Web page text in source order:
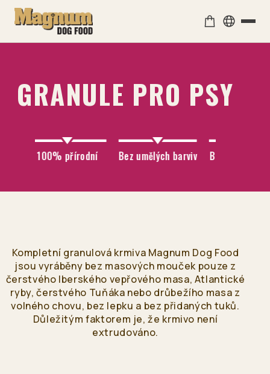
Čeština
Slovenčina
Polski
Bulgaria
Български език
GRANULE PRO PSY
100% přírodní Bez umělých barviv Bez konzervantů a
Kompletní granulová krmiva Magnum Dog Food
jsou vyráběny bez masových mouček pouze z
čerstvého Iberského vepřového masa, Atlantické
ryby, čerstvého Tuňáka nebo drůbežího masa z
volného chovu, bez lepku a bez přidaných tuků.
Důležitým faktorem je, že krmivo není
extrudováno.